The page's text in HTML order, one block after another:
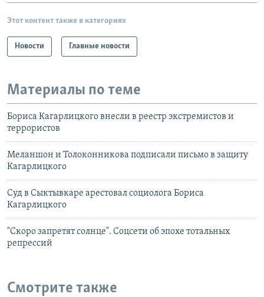
Этот контент также в категориях
Новости Главные новости
Материалы по теме
Бориса Кагарлицкого внесли в реестр экстремистов и
террористов
Меланшон и Толоконникова подписали письмо в защиту
Кагарлицкого
Суд в Сыктывкаре арестовал социолога Бориса
Кагарлицкого
"Скоро запретят солнце". Соцсети об эпохе тотальных
репрессий
Смотрите также